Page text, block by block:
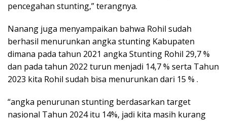
pencegahan stunting,” terangnya.
Nanang juga menyampaikan bahwa Rohil sudah
berhasil menurunkan angka stunting Kabupaten
dimana pada tahun 2021 angka Stunting Rohil 29,7 %
dan pada tahun 2022 turun menjadi 14,7 % serta Tahun
2023 kita Rohil sudah bisa menurunkan dari 15 % .
“angka penurunan stunting berdasarkan target
nasional Tahun 2024 itu 14%, jadi kita masih kurang